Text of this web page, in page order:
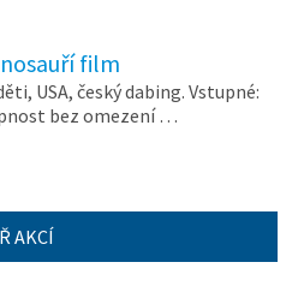
film
USA, český dabing. Vstupné:
bez omezení …
AKCÍ